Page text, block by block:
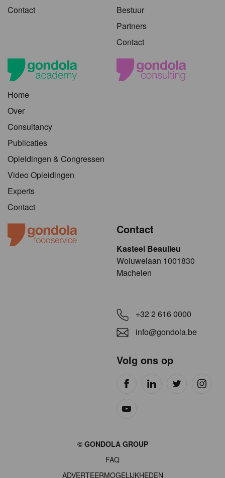
Contact
Bestuur
Partners
Contact
Home
Over
Consultancy
Publicaties
Opleidingen & Congressen
Video Opleidingen
Experts
Contact
Contact
Kasteel Beaulieu
​​​Woluwelaan 1001830
Machelen
+32 2 616 0000
info@gondola.be
Volg ons op
© GONDOLA GROUP
FAQ
ADVERTEERMOGELIJKHEDEN